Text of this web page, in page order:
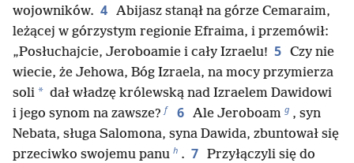
wojowników. 4 Abijasz stanął na górze Cemaraim,
leżącej w górzystym regionie Efraima, i przemówił:
„Posłuchajcie, Jeroboamie i cały Izraelu! 5 Czy nie
wiecie, że Jehowa, Bóg Izraela, na mocy przymierza
soli * dał władzę królewską nad Izraelem Dawidowi
i jego synom na zawsze? f 6 Ale Jeroboam g , syn
Nebata, sługa Salomona, syna Dawida, zbuntował się
przeciwko swojemu panu h . 7 Przyłączyli się do